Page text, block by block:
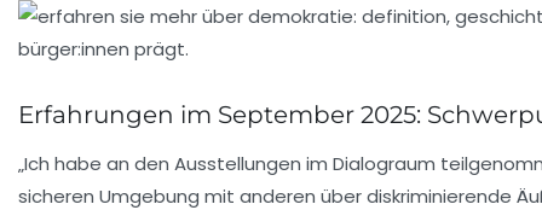
Erfahrungen im September 2025:
„Ich habe an den Ausstellungen im Dialograum
sicheren Umgebung mit anderen über diskriminierende